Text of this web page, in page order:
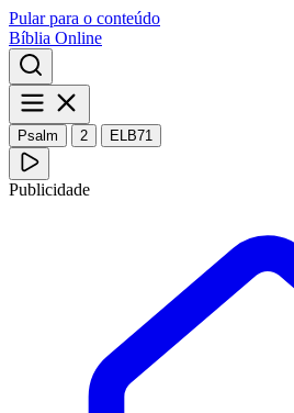
Pular para o conteúdo
Bíblia Online
Psalm 2 ELB71
Publicidade